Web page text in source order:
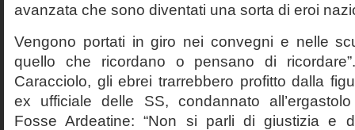
avanzata che sono diventati una sorta di eroi
Vengono portati in giro nei convegni e nelle
quello che ricordano o pensano di
Caracciolo, gli ebrei trarrebbero profitto dalla
ex ufficiale delle SS, condannato
Fosse Ardeatine: “Non si parli di giustizia e